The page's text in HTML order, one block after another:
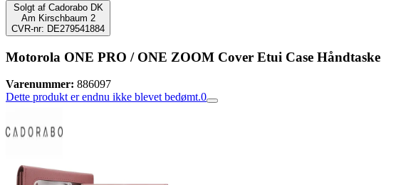
Solgt af Cadorabo DK
Am Kirschbaum 2
CVR-nr: DE279541884
Motorola ONE PRO / ONE ZOOM Cover Etui Case Håndtaske
Varenummer: 886097
Dette produkt er endnu ikke blevet bedømt.0